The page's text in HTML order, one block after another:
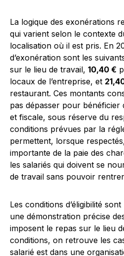
La logique des exonérations
qui varient selon le contexte
localisation où il est pris. En
d’exonération sont les
sur le lieu de travail, 10,40 €
locaux de l’entreprise, et
restaurant. Ces montants
pas dépasser pour bénéficier
et fiscale, sous réserve du
conditions prévues par la
permettent, lorsque
importante de la paie des
les salariés qui doivent se
de travail sans pouvoir
Les conditions d’éligibilité
une démonstration précise
imposent le repas sur le lieu
conditions, on retrouve les
salarié est dans une